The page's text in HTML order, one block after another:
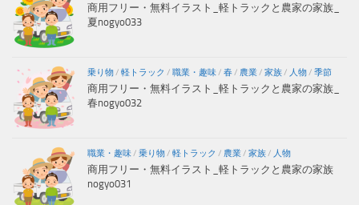
商用フリー・無料イラスト_軽トラックと農家の家族_
夏nogyo033
乗り物 / 軽トラック / 職業・趣味 / 春 / 農業 / 家族 / 人物 / 季節
商用フリー・無料イラスト_軽トラックと農家の家族_
春nogyo032
職業・趣味 / 乗り物 / 軽トラック / 農業 / 家族 / 人物
商用フリー・無料イラスト_軽トラックと農家の家族
nogyo031